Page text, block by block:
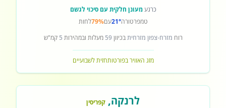
כרגעמעונן חלקית עם סיכוי לגשם
טמפרטורה21°עם79%לחות
רוח מזרח-צפון מזרחיתבכיוון59 מעלות ובמהירות 5 קמ"ש
מזג האוויר בפורטותחזית לשבועיים
לרנקה, קפריסין